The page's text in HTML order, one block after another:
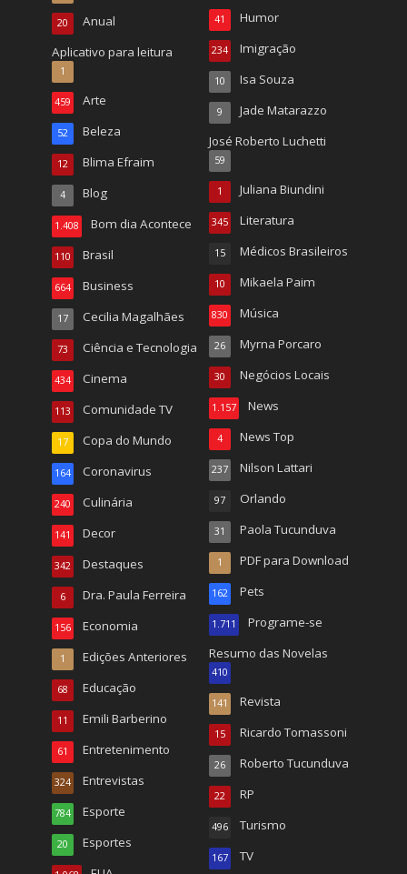
Anual
20
Aplicativo para leitura
1
Arte
459
Beleza
52
Blima Efraim
12
Blog
4
Bom dia Acontece
1.408
Brasil
110
Business
664
Cecilia Magalhães
17
Ciência e Tecnologia
73
Cinema
434
Comunidade TV
113
Copa do Mundo
17
Coronavirus
164
Culinária
240
Decor
141
Destaques
342
Dra. Paula Ferreira
6
Economia
156
Edições Anteriores
1
Educação
68
Emili Barberino
11
Entretenimento
61
Entrevistas
324
Esporte
784
Esportes
20
Humor
41
Imigração
234
Isa Souza
10
Jade Matarazzo
9
José Roberto Luchetti
59
Juliana Biundini
1
Literatura
345
Médicos Brasileiros
15
Mikaela Paim
10
Música
830
Myrna Porcaro
26
Negócios Locais
30
News
1.157
News Top
4
Nilson Lattari
237
Orlando
97
Paola Tucunduva
31
PDF para Download
1
Pets
162
Programe-se
1.711
Resumo das Novelas
410
Revista
141
Ricardo Tomassoni
15
Roberto Tucunduva
26
RP
22
Turismo
496
TV
167